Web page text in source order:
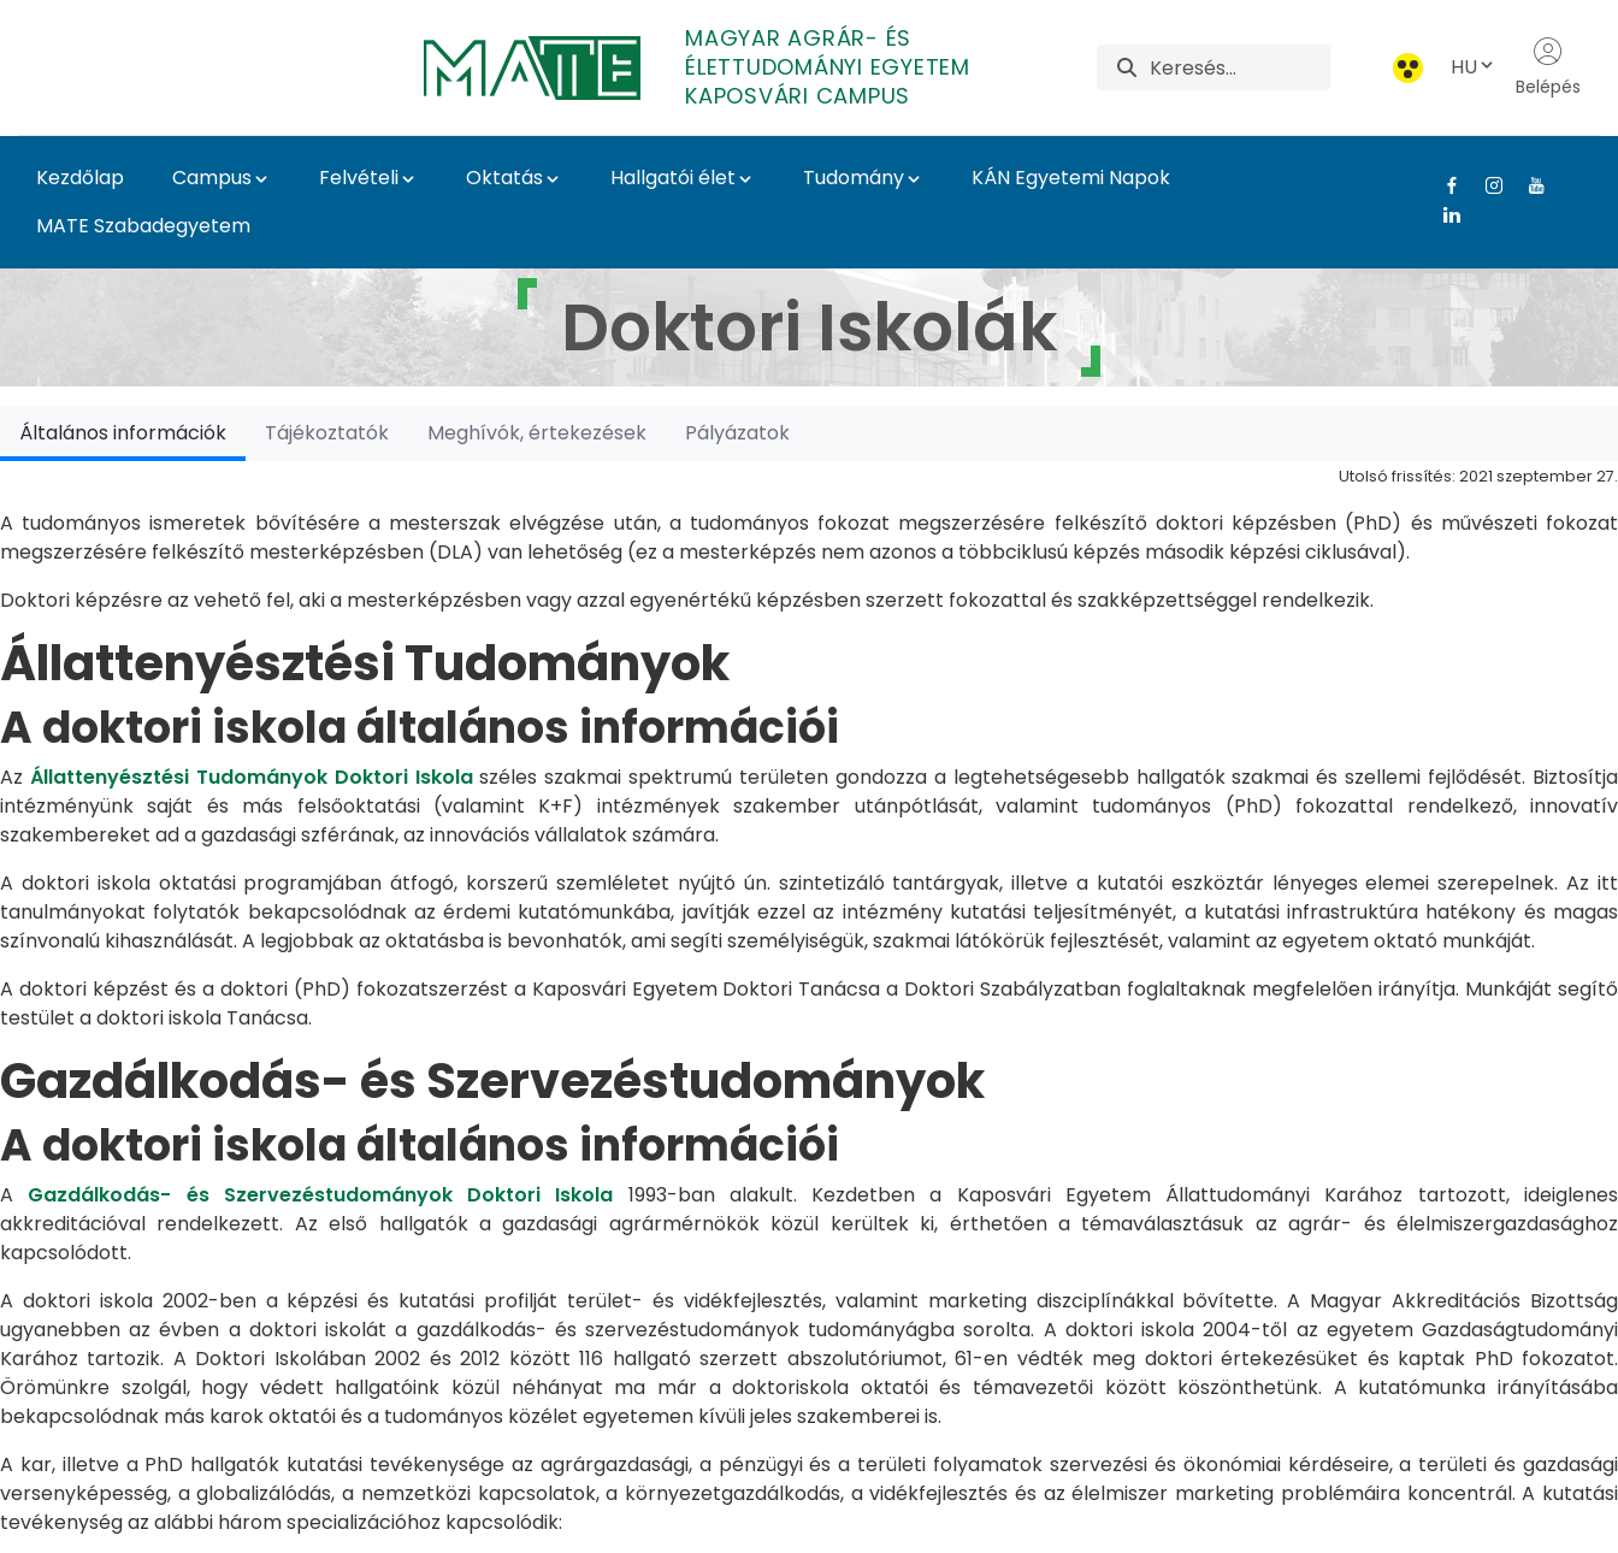
MAGYAR AGRÁR- ÉS
ÉLETTUDOMÁNYI EGYETEM
KAPOSVÁRI CAMPUS
HU
Belépés
Kezdőlap Campus Felvételi Oktatás Hallgatói élet Tudomány
KÁN Egyetemi Napok
MATE Szabadegyetem
Doktori Iskolák - Kaposvári Campus
Doktori Iskolák
Általános információk Tájékoztatók Meghívók, értekezések Pályázatok
Utolsó frissítés: 2021 szeptember 27.
A tudományos ismeretek bővítésére a mesterszak elvégzése után, a tudományos fokozat megszerzésére felkészítő doktori képzésben (PhD) és művészeti fokozat
megszerzésére felkészítő mesterképzésben (DLA) van lehetőség (ez a mesterképzés nem azonos a többciklusú képzés második képzési ciklusával).
Doktori képzésre az vehető fel, aki a mesterképzésben vagy azzal egyenértékű képzésben szerzett fokozattal és szakképzettséggel rendelkezik.
Állattenyésztési Tudományok
A doktori iskola általános információi
Az Állattenyésztési Tudományok Doktori Iskolaszéles szakmai spektrumú területen gondozza a legtehetségesebb hallgatók szakmai és szellemi fejlődését. Biztosítja
intézményünk saját és más felsőoktatási (valamint K+F) intézmények szakember utánpótlását, valamint tudományos (PhD) fokozattal rendelkező, innovatív
szakembereket ad a gazdasági szférának, az innovációs vállalatok számára.
A doktori iskola oktatási programjában átfogó, korszerű szemléletet nyújtó ún. szintetizáló tantárgyak, illetve a kutatói eszköztár lényeges elemei szerepelnek. Az itt
tanulmányokat folytatók bekapcsolódnak az érdemi kutatómunkába, javítják ezzel az intézmény kutatási teljesítményét, a kutatási infrastruktúra hatékony és magas
színvonalú kihasználását. A legjobbak az oktatásba is bevonhatók, ami segíti személyiségük, szakmai látókörük fejlesztését, valamint az egyetem oktató munkáját.
A doktori képzést és a doktori (PhD) fokozatszerzést a Kaposvári Egyetem Doktori Tanácsa a Doktori Szabályzatban foglaltaknak megfelelően irányítja. Munkáját segítő
testület a doktori iskola Tanácsa.
Gazdálkodás- és Szervezéstudományok
A doktori iskola általános információi
A Gazdálkodás- és Szervezéstudományok Doktori Iskola 1993-ban alakult. Kezdetben a Kaposvári Egyetem Állattudományi Karához tartozott, ideiglenes
akkreditációval rendelkezett. Az első hallgatók a gazdasági agrármérnökök közül kerültek ki, érthetően a témaválasztásuk az agrár- és élelmiszergazdasághoz
kapcsolódott.
A doktori iskola 2002-ben a képzési és kutatási profilját terület- és vidékfejlesztés, valamint marketing diszciplínákkal bővítette. A Magyar Akkreditációs Bizottság
ugyanebben az évben a doktori iskolát a gazdálkodás- és szervezéstudományok tudományágba sorolta. A doktori iskola 2004-től az egyetem Gazdaságtudományi
Karához tartozik. A Doktori Iskolában 2002 és 2012 között 116 hallgató szerzett abszolutóriumot, 61-en védték meg doktori értekezésüket és kaptak PhD fokozatot.
Örömünkre szolgál, hogy védett hallgatóink közül néhányat ma már a doktoriskola oktatói és témavezetői között köszönthetünk. A kutatómunka irányításába
bekapcsolódnak más karok oktatói és a tudományos közélet egyetemen kívüli jeles szakemberei is.
A kar, illetve a PhD hallgatók kutatási tevékenysége az agrárgazdasági, a pénzügyi és a területi folyamatok szervezési és ökonómiai kérdéseire, a területi és gazdasági
versenyképesség, a globalizálódás, a nemzetközi kapcsolatok, a környezetgazdálkodás, a vidékfejlesztés és az élelmiszer marketing problémáira koncentrál. A kutatási
tevékenység az alábbi három specializációhoz kapcsolódik: